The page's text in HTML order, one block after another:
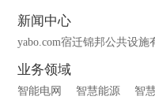
新闻中心
yabo.com宿迁锦邦公共设施
业务领域
智能电网 智慧能源 智